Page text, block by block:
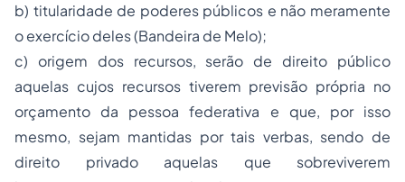
b) titularidade de poderes públicos e não meramente
o exercício deles (Bandeira de Melo);
c) origem dos recursos, serão de direito público
aquelas cujos recursos tiverem previsão própria no
orçamento da pessoa federativa e que, por isso
mesmo, sejam mantidas por tais verbas, sendo de
direito privado aquelas que sobreviverem